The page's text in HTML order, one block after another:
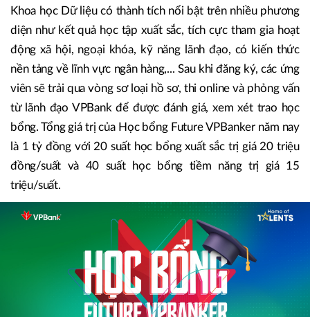
Khoa học Dữ liệu có thành tích nổi bật trên nhiều phương
diện như kết quả học tập xuất sắc, tích cực tham gia hoạt
động xã hội, ngoại khóa, kỹ năng lãnh đạo, có kiến thức
nền tảng về lĩnh vực ngân hàng,... Sau khi đăng ký, các ứng
viên sẽ trải qua vòng sơ loại hồ sơ, thi online và phỏng vấn
từ lãnh đạo VPBank để được đánh giá, xem xét trao học
bổng. Tổng giá trị của Học bổng Future VPBanker năm nay
là 1 tỷ đồng với 20 suất học bổng xuất sắc trị giá 20 triệu
đồng/suất và 40 suất học bổng tiềm năng trị giá 15
triệu/suất.